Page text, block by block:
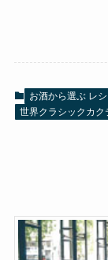
お酒から選ぶ レ
世界クラシックカ